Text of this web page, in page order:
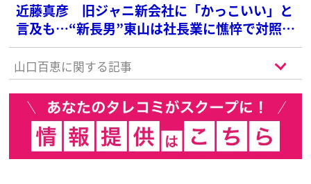
近藤真彦 旧ジャニ新会社に「かっこいい」と
言及も…“新長男”東山は社長業に憔悴で対照的
な“お気楽ぶり”
山口百恵に関する記事